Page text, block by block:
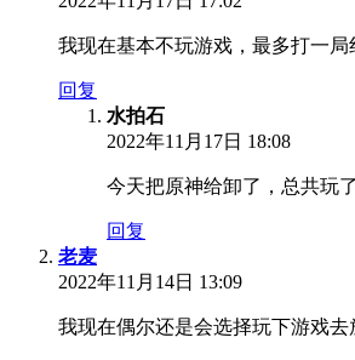
我现在基本不玩游戏，最多打一
回复
水拍石
2022年11月17日 18:08
今天把原神给卸了，总共玩
回复
老麦
2022年11月14日 13:09
我现在偶尔还是会选择玩下游戏